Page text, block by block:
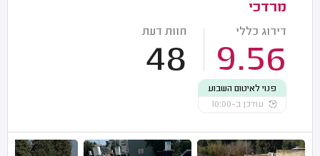
מרדכי
דירוג כללי
9.56
חוות דעת
48
פנוי לאיטום השבוע
עודכן ב-10:00